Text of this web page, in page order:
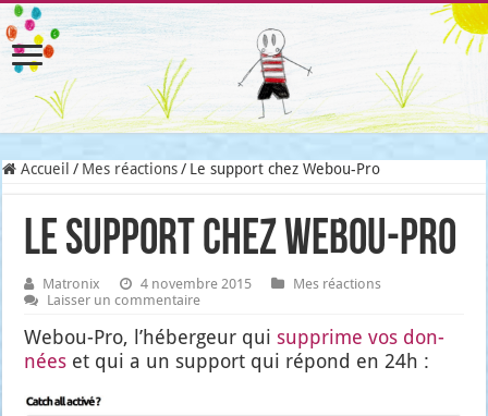
Accueil / Mes réactions / Le support chez Webou-Pro
Le support chez Webou-Pro
Matronix 4 novembre 2015
Mes réactions
Laisser un commentaire
Webou-Pro, l’hé­ber­geur quisup­prime vos don­
nées et qui a un sup­port qui répond en 24h :